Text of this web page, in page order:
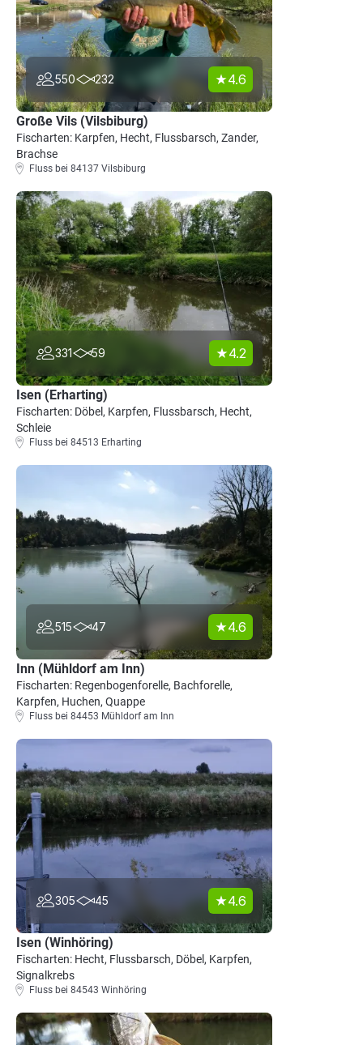
550 232 4.6
Große Vils (Vilsbiburg)
Fischarten: Karpfen, Hecht, Flussbarsch, Zander,
Brachse
Fluss bei 84137 Vilsbiburg
331 59 4.2
Isen (Erharting)
Fischarten: Döbel, Karpfen, Flussbarsch, Hecht,
Schleie
Fluss bei 84513 Erharting
515 47 4.6
Inn (Mühldorf am Inn)
Fischarten: Regenbogenforelle, Bachforelle,
Karpfen, Huchen, Quappe
Fluss bei 84453 Mühldorf am Inn
305 45 4.6
Isen (Winhöring)
Fischarten: Hecht, Flussbarsch, Döbel, Karpfen,
Signalkrebs
Fluss bei 84543 Winhöring